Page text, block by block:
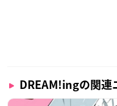
DREAM!ingの関連